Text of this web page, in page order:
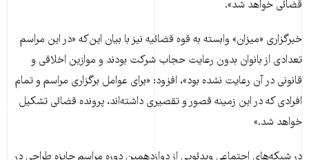
قضائی خواهد شد».
خبرگزاری «میزان» وابسته به قوه قضائیه نیز با بیان این‌که «در این مراسم
تعدادی از بانوان بدون رعایت حجاب شرکت بودند و موازین اخلاقی و
قانونی در آن رعایت نشده بود»، افزود: «برای عوامل برگزاری مراسم و تمام
افرادی که در این زمینه قصور و تقصیری داشته‌اند، پرونده قضائی تشکیل
خواهد شد.»